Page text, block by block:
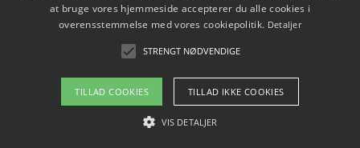
Spil kasinospil på et troværdigt online casino: Din
guide til sikker og sjov underholdning
Copyright 2026 - Pilanto Aps
Om / kontakt
at bruge vores hjemmeside accepterer du alle cookies i
overensstemmelse med vores cookiepolitik. Detaljer
STRENGT NØDVENDIGE
TILLAD COOKIES TILLAD IKKE COOKIES
VIS DETALJER